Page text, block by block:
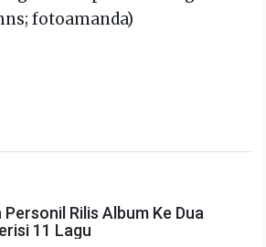
fotoamanda)
Rilis Album Ke Dua
11 Lagu